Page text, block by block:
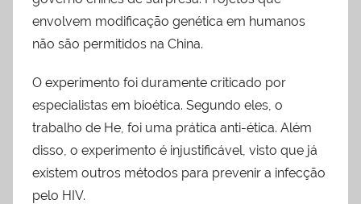
envolvem modificação genética em humanos
não são permitidos na China.
O experimento foi duramente criticado por
especialistas em bioética. Segundo eles, o
trabalho de He, foi uma prática anti-ética. Além
disso, o experimento é injustificável, visto que já
existem outros métodos para prevenir a infecção
pelo HIV.